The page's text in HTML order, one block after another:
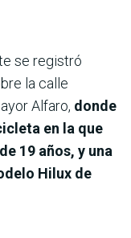
se registró
la calle
Alfaro, donde
en la que
19 años, y una
Hilux de